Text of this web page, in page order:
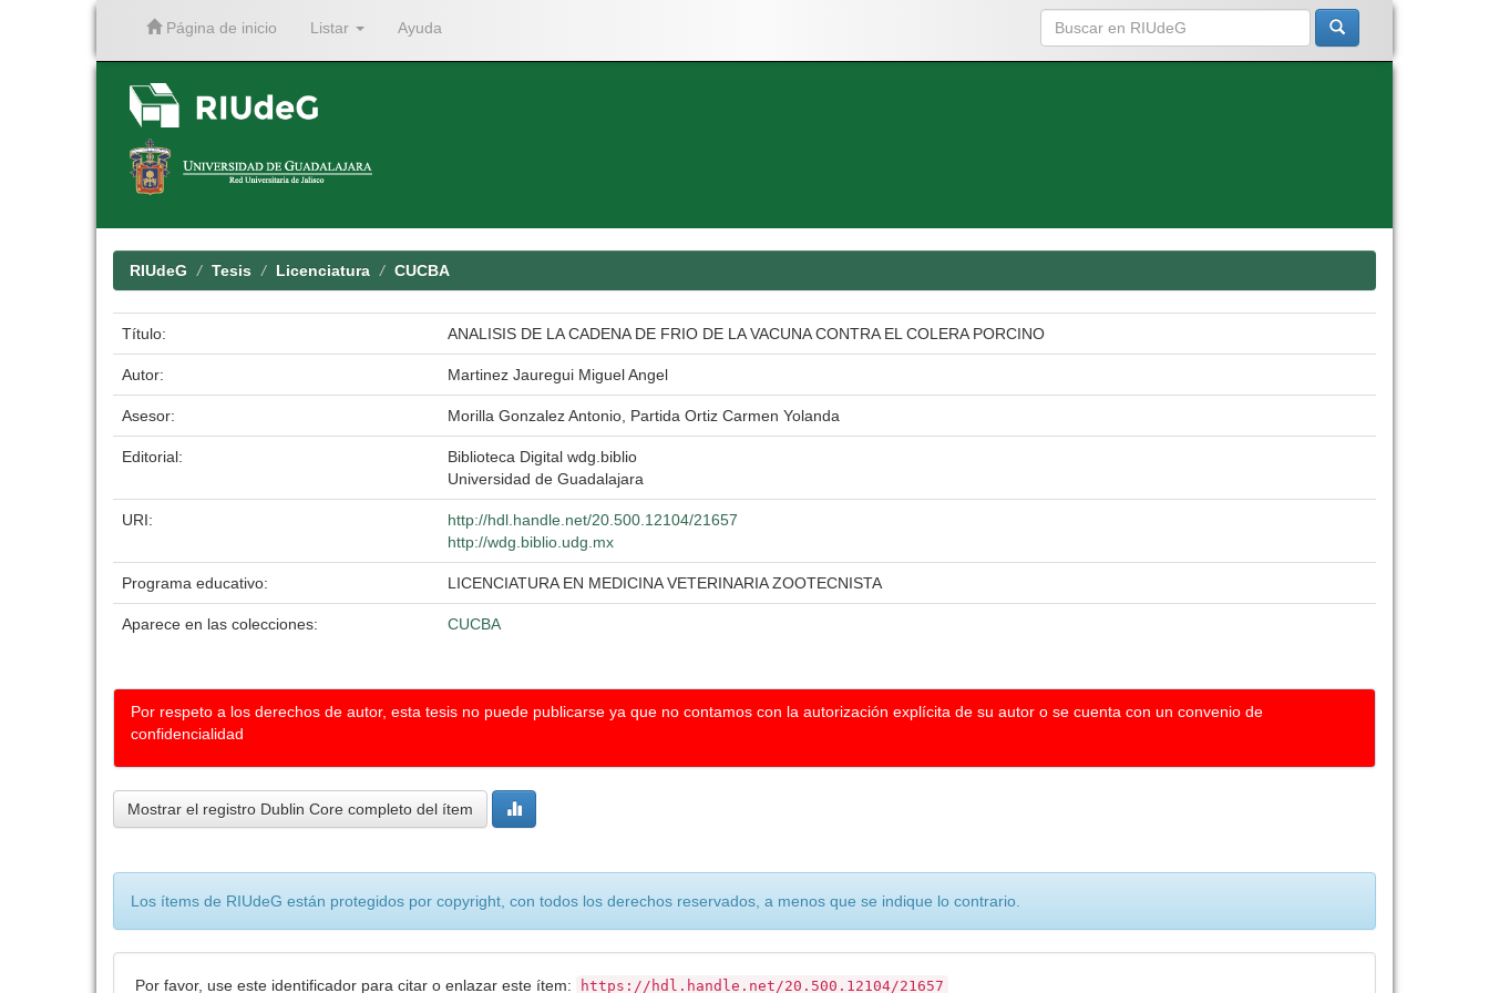
Página de inicio Listar Ayuda
RIUdeG Tesis Licenciatura CUCBA
Título: ANALISIS DE LA CADENA DE FRIO DE LA VACUNA CONTRA EL COLERA PORCINO
Autor: Martinez Jauregui Miguel Angel
Asesor: Morilla Gonzalez Antonio, Partida Ortiz Carmen Yolanda
Editorial:
Biblioteca Digital wdg.biblio
Universidad de Guadalajara
URI:
http://hdl.handle.net/20.500.12104/21657
http://wdg.biblio.udg.mx
Programa educativo: LICENCIATURA EN MEDICINA VETERINARIA ZOOTECNISTA
Aparece en las colecciones: CUCBA
Por respeto a los derechos de autor, esta tesis no puede publicarse ya que no contamos con la autorización explícita de su autor o se cuenta con un convenio de
confidencialidad
Mostrar el registro Dublin Core completo del ítem
Los ítems de RIUdeG están protegidos por copyright, con todos los derechos reservados, a menos que se indique lo contrario.
Por favor, use este identificador para citar o enlazar este ítem: https://hdl.handle.net/20.500.12104/21657